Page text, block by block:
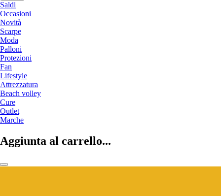
Saldi
Occasioni
Novità
Scarpe
Moda
Palloni
Protezioni
Fan
Lifestyle
Attrezzatura
Beach volley
Cure
Outlet
Marche
Aggiunta al carrello...